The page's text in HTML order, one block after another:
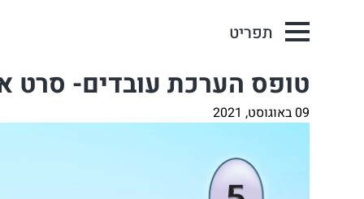
תפריט
טופס הערכת עובדים- סרט
09 באוגוסט, 2021